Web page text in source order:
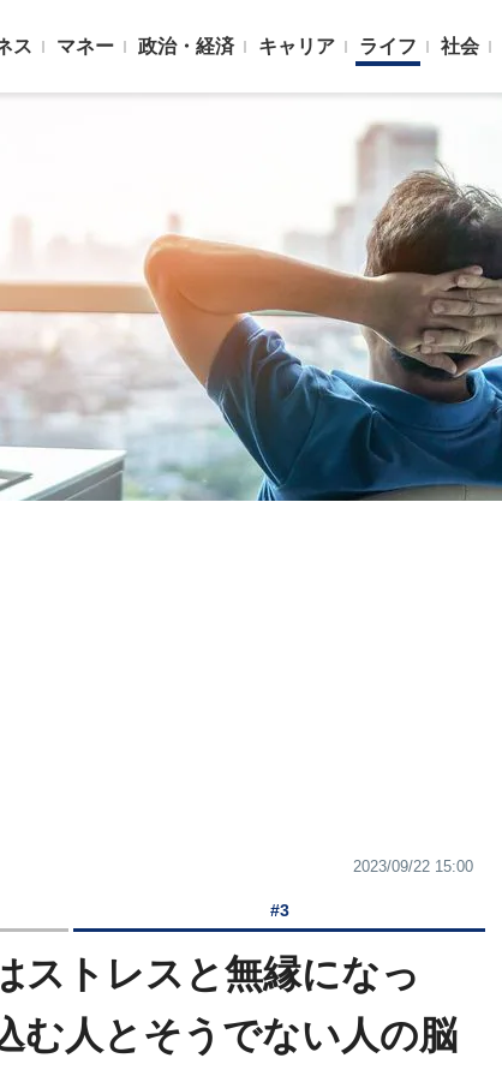
ス マネー 政治・経済 キャリア ライフ 社会
2023/09/22 15:00
#3
ストレスと無縁になっ
む人とそうでない人の脳